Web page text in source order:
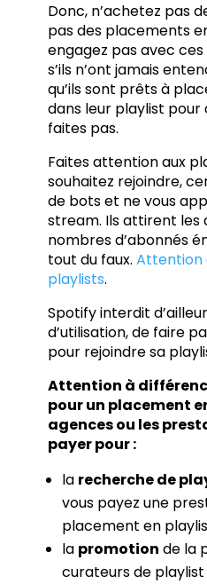
Donc, n’achetez pas
pas des placements
engagez pas avec
s’ils n’ont jamais
qu’ils sont prêts à
dans leur playlist pour
faites pas.
Faites attention aux
souhaitez rejoindre,
de bots et ne vous
stream. Ils attirent les
nombres d’abonnés
tout du faux. Attention
playlists.
Spotify interdit
d’utilisation, de faire
pour rejoindre sa
Attention à
pour un placement
agences ou les
payer pour :
la recherche de
vous payez une
placement en
la promotion de la
curateurs de